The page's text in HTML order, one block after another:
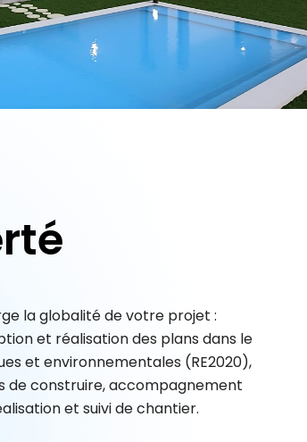
et réalisation des plans dans le
et environnementales (RE2020),
de construire, accompagnement
et suivi de chantier.